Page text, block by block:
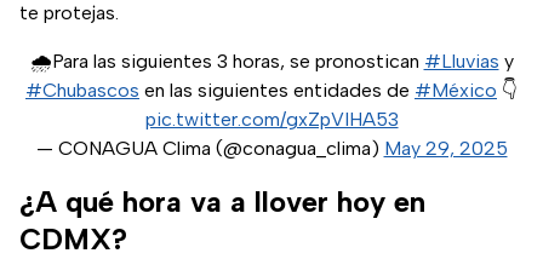
te protejas.
🌧️Para las siguientes 3 horas, se pronostican #Lluvias y
#Chubascos en las siguientes entidades de #México 👇
pic.twitter.com/gxZpVIHA53
— CONAGUA Clima (@conagua_clima) May 29, 2025
¿A qué hora va a llover hoy en
CDMX?